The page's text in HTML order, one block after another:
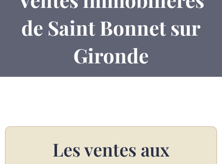
de Saint Bonnet sur
Gironde
Les ventes aux